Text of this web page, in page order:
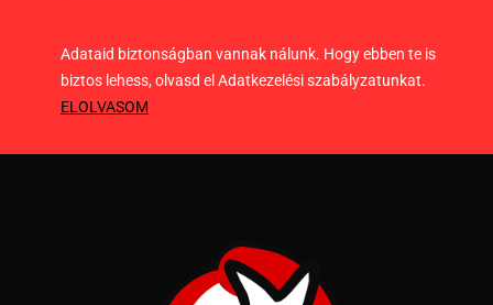
Adataid biztonságban vannak nálunk. Hogy ebben te is
biztos lehess, olvasd el Adatkezelési szabályzatunkat.
ELOLVASOM